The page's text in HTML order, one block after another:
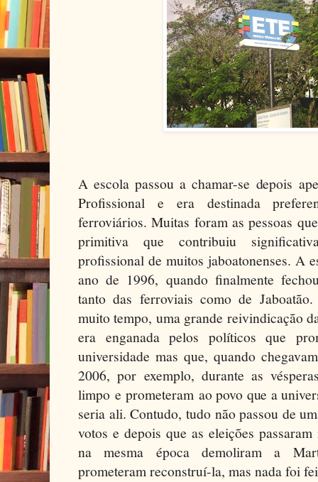
A escola passou a chamar-se depois
Profissional e era destinada
ferroviários. Muitas foram as pessoas
primitiva que contribuiu
profissional de muitos jaboatonenses. A
ano de 1996, quando finalmente
tanto das ferroviais como de
muito tempo, uma grande reivindicação
era enganada pelos políticos que
universidade mas que, quando
2006, por exemplo, durante as
limpo e prometeram ao povo que a
seria ali. Contudo, tudo não passou de
votos e depois que as eleições
na mesma época demoliram a
prometeram reconstruí-la, mas nada foi